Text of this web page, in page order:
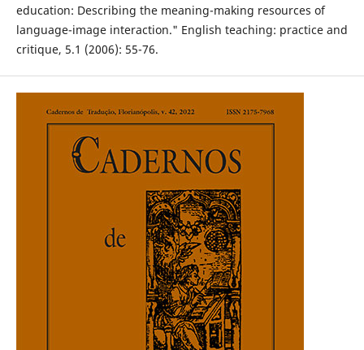
education: Describing the meaning-making resources of
language-image interaction." English teaching: practice and
critique, 5.1 (2006): 55-76.